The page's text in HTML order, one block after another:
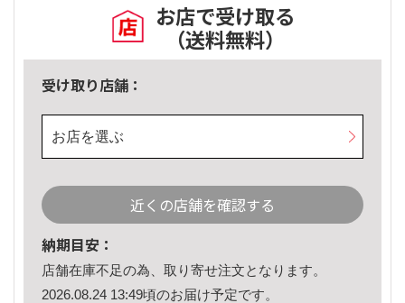
お店で受け取る
（送料無料）
受け取り店舗：
お店を選ぶ
近くの店舗を確認する
納期目安：
店舗在庫不足の為、取り寄せ注文となります。
2026.08.24 13:49頃のお届け予定です。